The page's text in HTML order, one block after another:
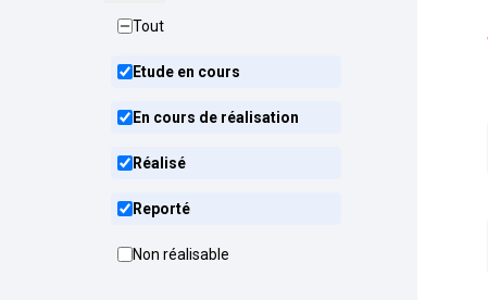
Tout
Etude en cours
En cours de réalisation
Réalisé
Reporté
Non réalisable